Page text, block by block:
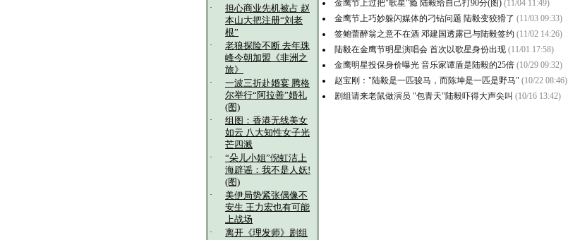
·
担心商业先机被占 赵
本山大把注册“刘老
根”
·
老狼探险不断 去年珠
峰今朝加盟《非洲之
旅》
·
一波三折赴婚宴 腾格
尔举行“阿拉善”婚礼
(图)
·
组图：香港无线美女
如云 八大知性女子光
芒四溅
·
“朵儿小姐”倪虹洁上
海辟谣：我不是人妖!
(图)
·
美伊局势紧张偶像不
安生 王力宏也有可能
上战场
·
离开《理发师》剧组
金鹰节上过把"歌星"瘾 陆毅给自己打90分(图) (11/04 11:49)
金鹰节上巧妙躲闪媒体的刁钻问题 陆毅变狡猾了 (11/03 09:33)
签鲍蕾醉翁之意不在酒 邓建国透露已与陆毅签约 (11/02 14:26)
陆毅在金鹰节明星演唱会 首次以歌星身份出现 (11/01 17:58)
金鹰明星投保身价曝光 音乐家谭盾是陆毅的25倍 (10/29 09:32)
赵宝刚："陆毅是一匹骏马，而陈坤是一匹是野马" (10/22 08:46)
剧组请来老鼠做演员 "包青天"陆毅吓得大声尖叫 (10/16 13:42)